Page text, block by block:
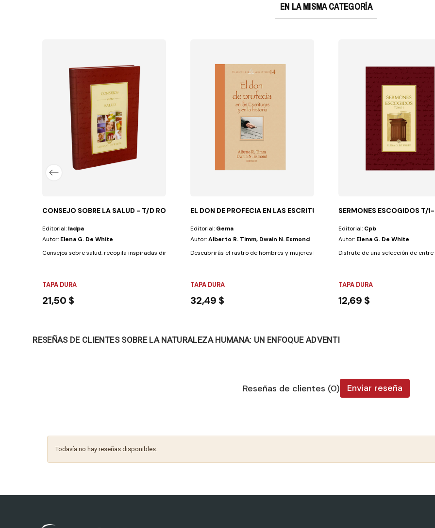
EN LA MISMA CATEGORÍA
interpreta, ¿es bella, adecuada y...
CONSEJO SOBRE LA SALUD - T/D ROJA
Editorial: Iadpa
Autor: Elena G. De White
Consejos sobre salud, recopila inspiradas directrices para que, tanto el sano como...
TAPA DURA
21,50 $
EL DON DE PROFECIA EN LAS ESCRITURAS
Editorial: Gema
Autor:Alberto R. Timm, Dwain N. Esmond
Descubrirás el rastro de hombres y mujeres llamados por Dios para consolar, guiar,...
TAPA DURA
32,49 $
SERMONES ESCOGIDOS T/1-
Editorial: Cpb
Autor: Elena G. De White
Disfrute de una selección de
TAPA DURA
12,69 $
RESEÑAS DE CLIENTES SOBRE LA NATURALEZA HUMANA: UN ENFOQUE ADVENTI
Reseñas de clientes (0) Enviar reseña
Todavía no hay reseñas disponibles.